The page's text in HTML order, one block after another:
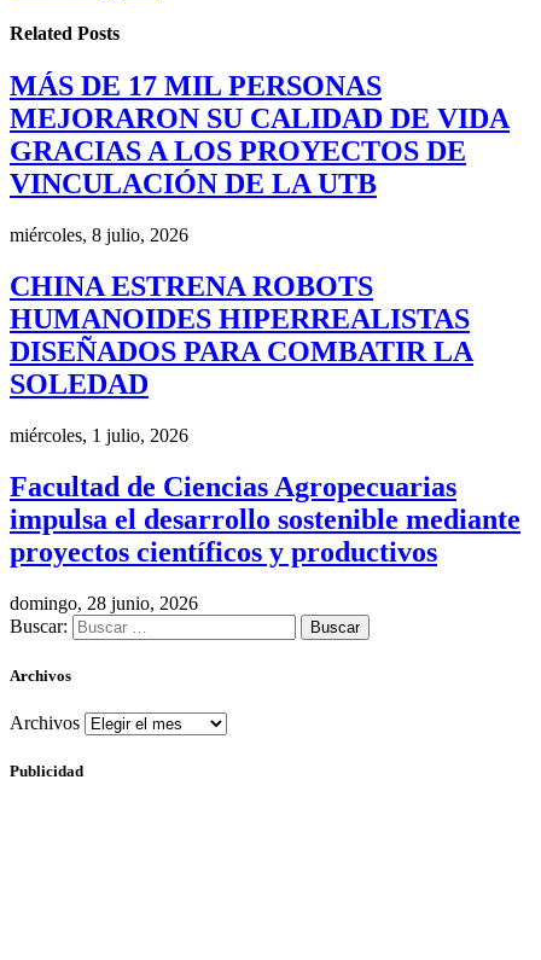
Related Posts
MÁS DE 17 MIL PERSONAS
MEJORARON SU CALIDAD DE VIDA
GRACIAS A LOS PROYECTOS DE
VINCULACIÓN DE LA UTB
miércoles, 8 julio, 2026
CHINA ESTRENA ROBOTS
HUMANOIDES HIPERREALISTAS
DISEÑADOS PARA COMBATIR LA
SOLEDAD
miércoles, 1 julio, 2026
Facultad de Ciencias Agropecuarias
impulsa el desarrollo sostenible mediante
proyectos científicos y productivos
domingo, 28 junio, 2026
Buscar:
Archivos
Archivos
Publicidad